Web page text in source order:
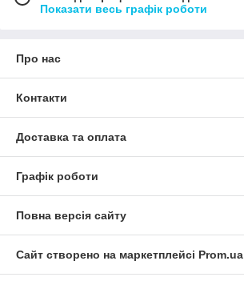
Показати весь графік роботи
Про нас
Контакти
Доставка та оплата
Графік роботи
Повна версія сайту
Сайт створено на маркетплейсі Prom.ua